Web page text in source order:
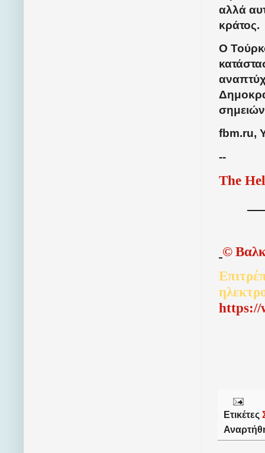
αλλά
κράτος.
Ο
fbm.ru,
--
The
©
https://
Ετικέτες